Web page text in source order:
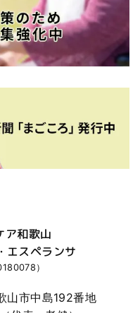
ア和歌山
エスペランサ
）
山市中島192番地